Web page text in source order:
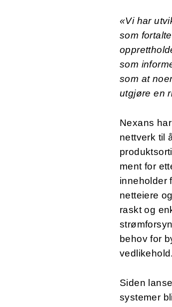
«Vi har
som
som
som at
utgjøre en
Nexans
nettverk til
ment for
inneholder
netteiere
raskt og
behov for
vedlikehold.
Siden
systemer